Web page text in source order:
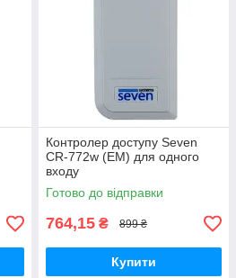
Контролер доступу Seven
CR-772w (EM) для одного
входу
Готово до відправки
764,15 ₴ 899 ₴
Купити